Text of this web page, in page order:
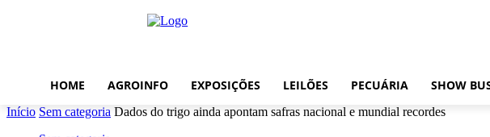
HOME AGROINFO EXPOSIÇÕES LEILÕES PECUÁRIA SHOW
Início Sem categoria Dados do trigo ainda apontam safras nacional e mundial recordes